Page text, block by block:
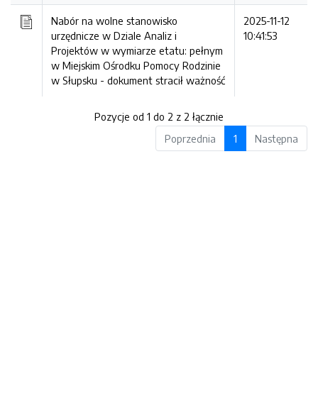
Nabór na wolne stanowisko
urzędnicze w Dziale Analiz i
Projektów w wymiarze etatu: pełnym
w Miejskim Ośrodku Pomocy Rodzinie
w Słupsku - dokument stracił ważność
2025-11-12
10:41:53
Pozycje od 1 do 2 z 2 łącznie
Poprzednia
1 Następna